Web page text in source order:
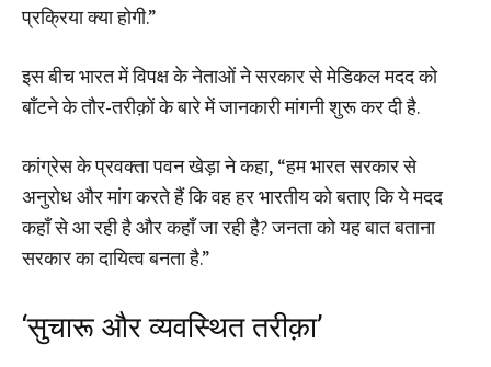
प्रक्रिया क्या होगी.”
इस बीच भारत में विपक्ष के नेताओं ने सरकार से मेडिकल मदद को
बाँटने के तौर-तरीक़ों के बारे में जानकारी मांगनी शुरू कर दी है.
कांग्रेस के प्रवक्ता पवन खेड़ा ने कहा, “हम भारत सरकार से
अनुरोध और मांग करते हैं कि वह हर भारतीय को बताए कि ये मदद
कहाँ से आ रही है और कहाँ जा रही है? जनता को यह बात बताना
सरकार का दायित्व बनता है.”
‘सुचारू और व्यवस्थित तरीक़ा’